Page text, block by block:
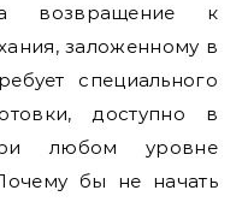
возвращение к
заложенному в
специального
доступно в
любом уровне
бы не начать